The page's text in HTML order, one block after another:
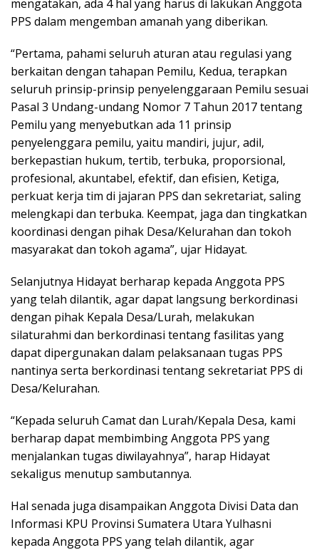
mengatakan, ada 4 hal yang harus di lakukan Anggota
PPS dalam mengemban amanah yang diberikan.
“Pertama, pahami seluruh aturan atau regulasi yang
berkaitan dengan tahapan Pemilu, Kedua, terapkan
seluruh prinsip-prinsip penyelenggaraan Pemilu sesuai
Pasal 3 Undang-undang Nomor 7 Tahun 2017 tentang
Pemilu yang menyebutkan ada 11 prinsip
penyelenggara pemilu, yaitu mandiri, jujur, adil,
berkepastian hukum, tertib, terbuka, proporsional,
profesional, akuntabel, efektif, dan efisien, Ketiga,
perkuat kerja tim di jajaran PPS dan sekretariat, saling
melengkapi dan terbuka. Keempat, jaga dan tingkatkan
koordinasi dengan pihak Desa/Kelurahan dan tokoh
masyarakat dan tokoh agama”, ujar Hidayat.
Selanjutnya Hidayat berharap kepada Anggota PPS
yang telah dilantik, agar dapat langsung berkordinasi
dengan pihak Kepala Desa/Lurah, melakukan
silaturahmi dan berkordinasi tentang fasilitas yang
dapat dipergunakan dalam pelaksanaan tugas PPS
nantinya serta berkordinasi tentang sekretariat PPS di
Desa/Kelurahan.
“Kepada seluruh Camat dan Lurah/Kepala Desa, kami
berharap dapat membimbing Anggota PPS yang
menjalankan tugas diwilayahnya”, harap Hidayat
sekaligus menutup sambutannya.
Hal senada juga disampaikan Anggota Divisi Data dan
Informasi KPU Provinsi Sumatera Utara Yulhasni
kepada Anggota PPS yang telah dilantik, agar